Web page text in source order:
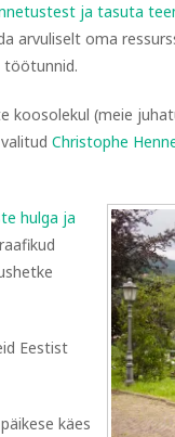
ja tasuta
arvuliselt oma
töötunnid.
(meie
Christophe
hulga ja
Eestist
käes